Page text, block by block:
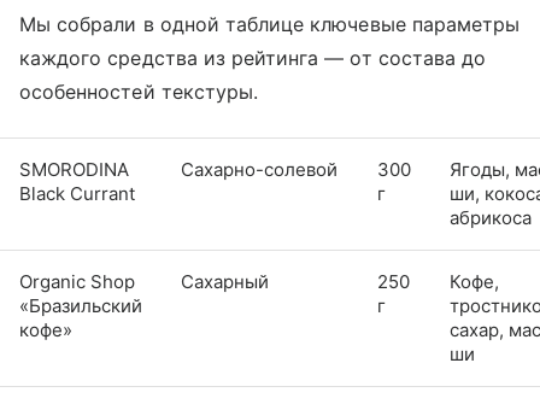
Мы собрали в одной таблице ключевые параметры
каждого средства из рейтинга — от состава до
особенностей текстуры.
SMORODINA
Black Currant
Сахарно-солевой
300
г
Ягоды,
ши,
абрикоса
Organic Shop
«Бразильский
кофе»
Сахарный
250
г
Кофе,
сахар,
ши